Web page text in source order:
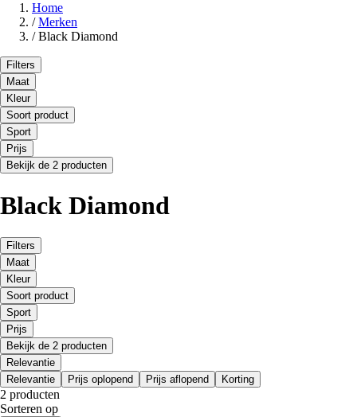
Home
/ Merken
/ Black Diamond
Filters
Maat
Kleur
Soort product
Sport
Prijs
Bekijk de 2 producten
Black Diamond
Filters
Maat
Kleur
Soort product
Sport
Prijs
Bekijk de 2 producten
Relevantie
Relevantie
Prijs oplopend Prijs aflopend Korting
2 producten
Sorteren op